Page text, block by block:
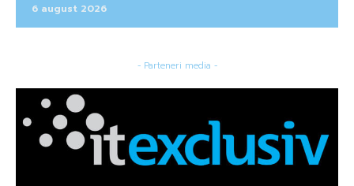
6 august 2026
- Parteneri media -